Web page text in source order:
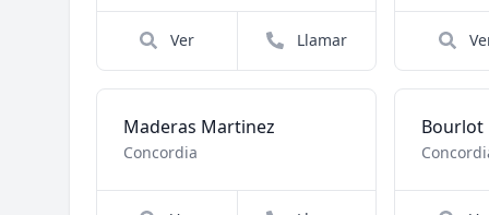
Ver Llamar
Maderas Martinez
Concordia
Bourlot